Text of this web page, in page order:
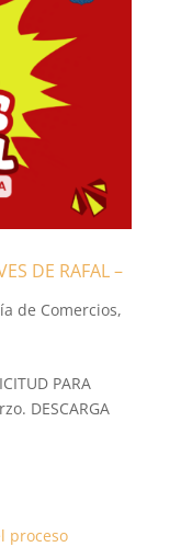
DE RAFAL –
de Comercios,
PARA
DESCARGA
proceso